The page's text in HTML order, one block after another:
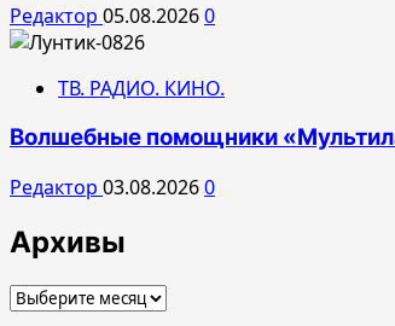
Редактор 05.08.20260
ТВ. РАДИО. КИНО.
Волшебные помощники
Редактор 03.08.20260
Архивы
Архивы